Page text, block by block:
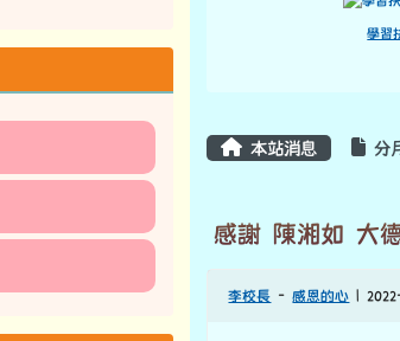
學習
主內容區域
本站消息 分
感謝 陳湘如 大
李校長 -感恩的心 |